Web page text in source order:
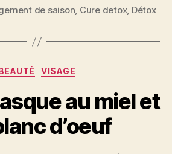
de saison, Cure detox, Détox
Catégories
VISAGE
au miel et
d’oeuf